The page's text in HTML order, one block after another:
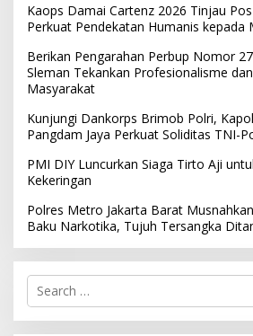
Kaops Damai Cartenz 2026 Tinjau
Perkuat Pendekatan Humanis kepada
Berikan Pengarahan Perbup Nomor
Sleman Tekankan Profesionalisme
Masyarakat
Kunjungi Dankorps Brimob Polri,
Pangdam Jaya Perkuat Soliditas TNI-
PMI DIY Luncurkan Siaga Tirto Aji
Kekeringan
Polres Metro Jakarta Barat
Baku Narkotika, Tujuh Tersangka
S
r